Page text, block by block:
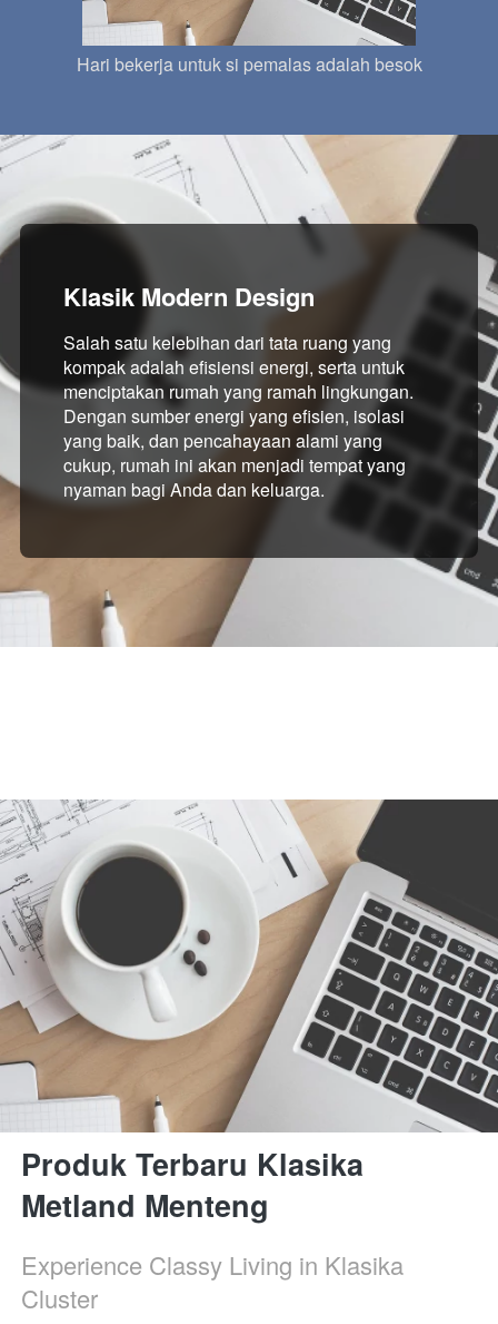
Hari bekerja untuk si pemalas adalah besok
Klasik Modern Design
Salah satu kelebihan dari tata ruang yang
kompak adalah efisiensi energi, serta untuk
menciptakan rumah yang ramah lingkungan.
Dengan sumber energi yang efisien, isolasi
yang baik, dan pencahayaan alami yang
cukup, rumah ini akan menjadi tempat yang
nyaman bagi Anda dan keluarga.
Produk Terbaru Klasika
Metland Menteng
Experience Classy Living in Klasika
Cluster